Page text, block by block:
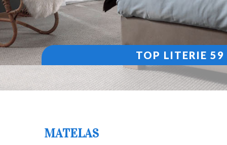
TOP LITERIE 59
MATELAS